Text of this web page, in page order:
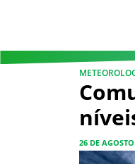
26 DE